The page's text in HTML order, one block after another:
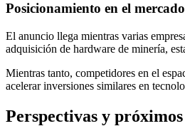
Posicionamiento en el
El anuncio llega mientras varias
adquisición de hardware de minería,
Mientras tanto, competidores en el
acelerar inversiones similares en
Perspectivas y próximos